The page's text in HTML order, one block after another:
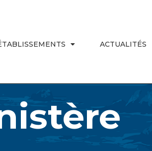
ACTUALITÉS